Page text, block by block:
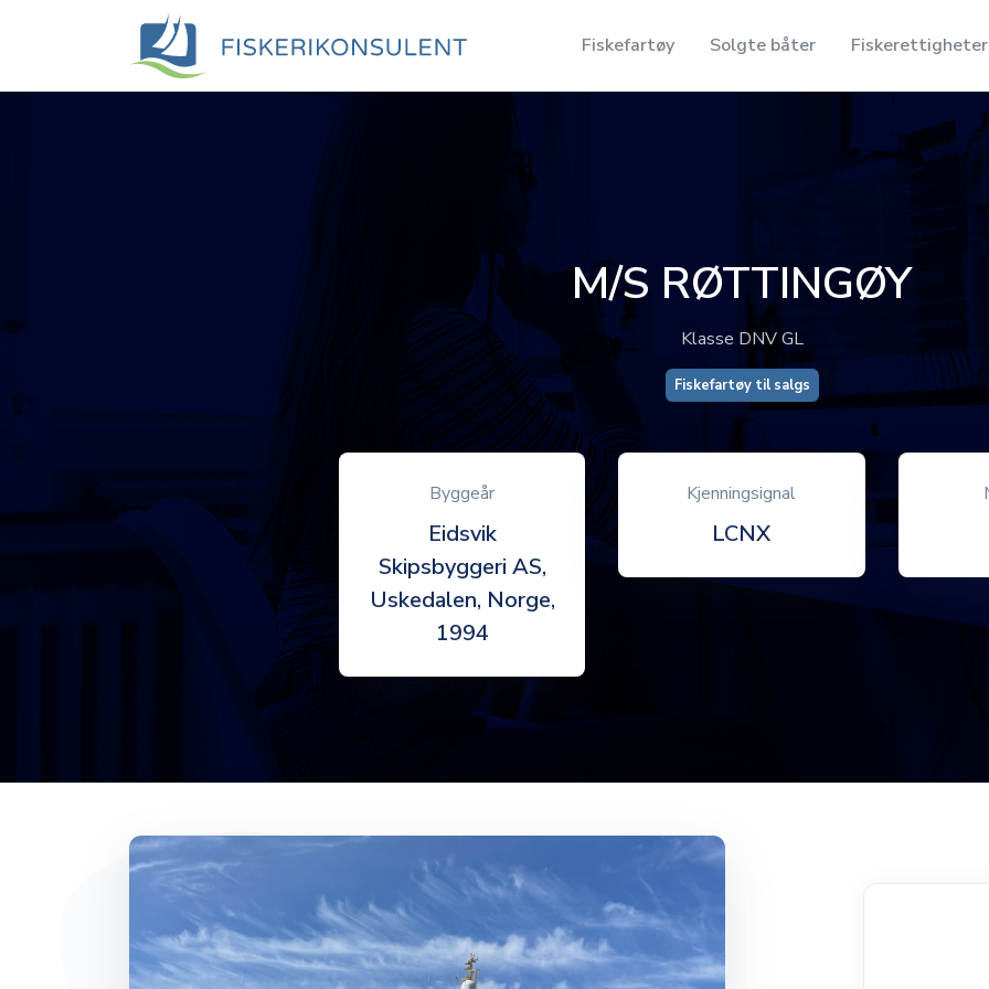
Fiskefartøy Solgte båter Fiskerettigheter
M/S RØTTINGØY
Klasse DNV GL
Fiskefartøy til salgs
Byggeår
Eidsvik
Skipsbyggeri AS,
Uskedalen, Norge,
1994
Kjenningsignal
LCNX